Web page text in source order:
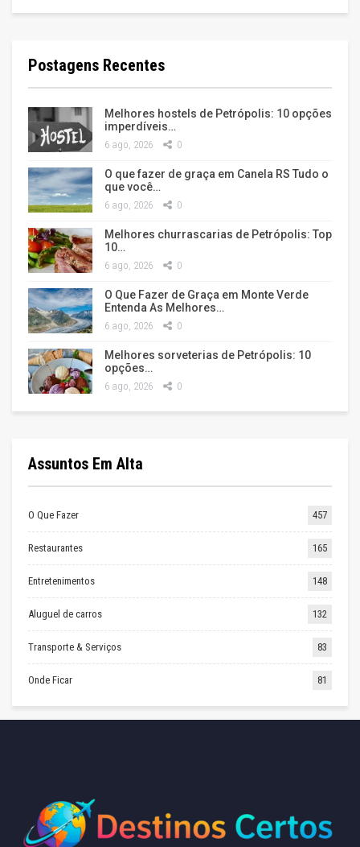
Postagens Recentes
Melhores hostels de Petrópolis: 10 opções
imperdíveis…
6 ago, 2026 0
O que fazer de graça em Canela RS Tudo o
que você…
6 ago, 2026 0
Melhores churrascarias de Petrópolis: Top
10…
6 ago, 2026 0
O Que Fazer de Graça em Monte Verde
Entenda As Melhores…
6 ago, 2026 0
Melhores sorveterias de Petrópolis: 10
opções…
6 ago, 2026 0
Assuntos Em Alta
O Que Fazer 457
Restaurantes 165
Entretenimentos 148
Aluguel de carros 132
Transporte & Serviços 83
Onde Ficar 81